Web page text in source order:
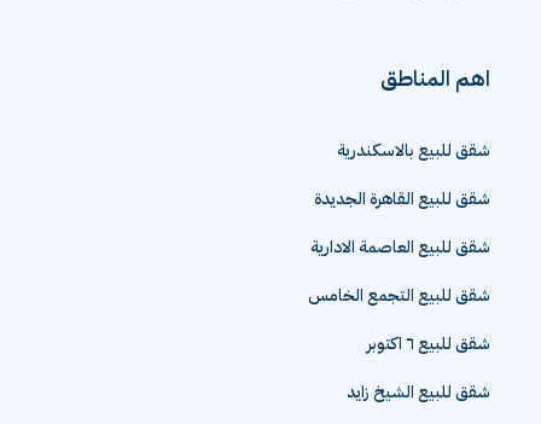
اهم المناطق
شقق للبيع بالاسكندرية
شقق للبيع القاهرة الجديدة
شقق للبيع العاصمة الادارية
شقق للبيع التجمع الخامس
شقق للبيع ٦ اكتوبر
شقق للبيع الشيخ زايد